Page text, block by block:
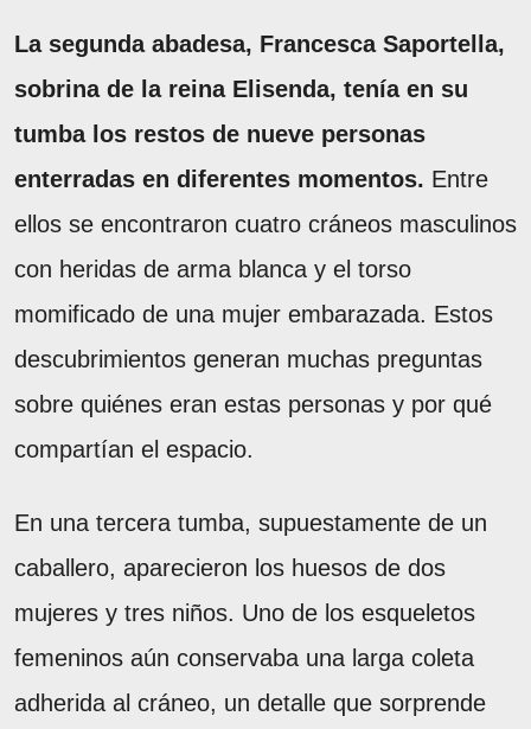
La segunda abadesa, Francesca Saportella,
sobrina de la reina Elisenda, tenía en su
tumba los restos de nueve personas
enterradas en diferentes momentos. Entre
ellos se encontraron cuatro cráneos masculinos
con heridas de arma blanca y el torso
momificado de una mujer embarazada. Estos
descubrimientos generan muchas preguntas
sobre quiénes eran estas personas y por qué
compartían el espacio.
En una tercera tumba, supuestamente de un
caballero, aparecieron los huesos de dos
mujeres y tres niños. Uno de los esqueletos
femeninos aún conservaba una larga coleta
adherida al cráneo, un detalle que sorprende